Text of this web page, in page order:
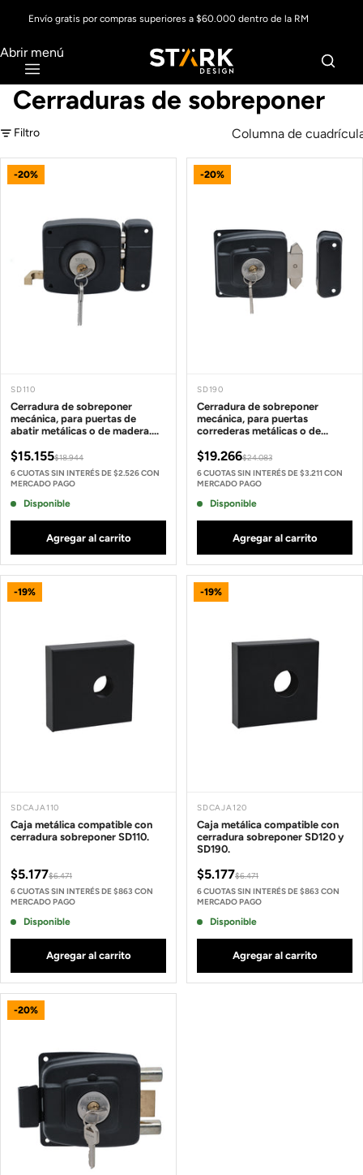
Envío gratis por compras superiores a $60.000 dentro de la RM
Abrir menú
Cerraduras de sobreponer
Filtro Columna de
-20%
SD110
Cerradura de sobreponer
mecánica, para puertas de
abatir metálicas o de madera.
$15.155$18.944
6 CUOTAS SIN INTERÉS DE $2.526 CON
MERCADO PAGO
Disponible
Agregar al carrito
-20%
SD190
Cerradura de sobreponer
mecánica, para puertas
correderas metálicas o de
$19.266$24.083
6 CUOTAS SIN INTERÉS DE $3.211 CON
MERCADO PAGO
Disponible
Agregar al carrito
-19%
SDCAJA110
Caja metálica compatible con
cerradura sobreponer SD110.
$5.177$6.471
6 CUOTAS SIN INTERÉS DE $863 CON
MERCADO PAGO
Disponible
Agregar al carrito
-19%
SDCAJA120
Caja metálica compatible con
cerradura sobreponer SD120 y
SD190.
$5.177$6.471
6 CUOTAS SIN INTERÉS DE $863 CON
MERCADO PAGO
Disponible
Agregar al carrito
-20%